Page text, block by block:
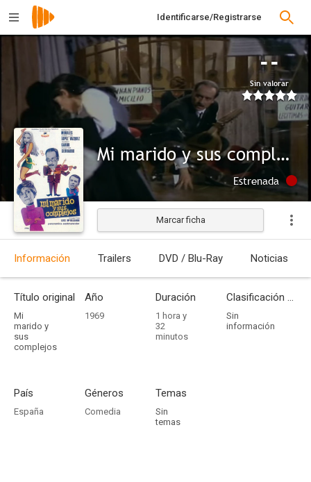
Identificarse/Registrarse
--
Sin valorar
Mi marido y sus complejos
Estrenada
Marcar ficha
Información Trailers DVD / Blu-Ray Noticias
Título original
Mi
marido y
sus
complejos
Año
1969
Duración
1 hora y
32
minutos
Clasificación por edades
Sin
información
País
España
Géneros
Comedia
Temas
Sin
temas